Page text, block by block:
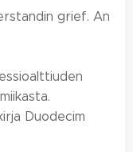
grief. An
Duodecim